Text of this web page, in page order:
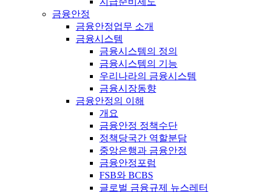
금융안정
금융안정업무 소개
금융시스템
금융시스템의 정의
금융시스템의 기능
우리나라의 금융시스템
금융시장동향
금융안정의 이해
개요
금융안정 정책수단
정책당국간 역할분담
중앙은행과 금융안정
금융안정포럼
FSB와 BCBS
글로벌 금융규제 뉴스레터